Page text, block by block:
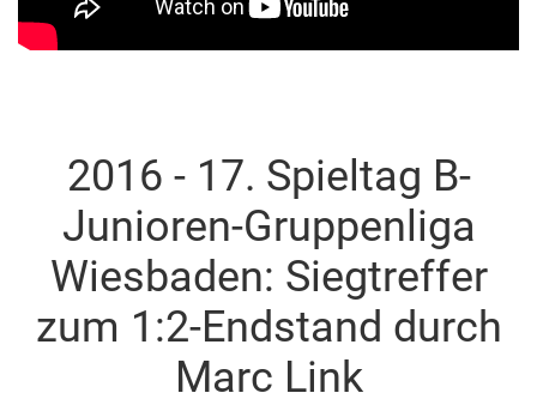
2016 - 17. Spieltag B-
Junioren-Gruppenliga
Wiesbaden: Siegtreffer
zum 1:2-Endstand durch
Marc Link